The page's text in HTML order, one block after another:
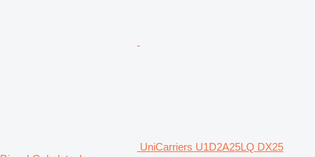
UniCarriers U1D2A25LQ DX25